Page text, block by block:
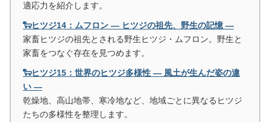
適応力を紹介します。
🐑ヒツジ14：ムフロン ― ヒツジの祖先、野生の記憶 ―
家畜ヒツジの祖先とされる野生ヒツジ・ムフロン。野生と
家畜をつなぐ存在を見つめます。
🐑ヒツジ15：世界のヒツジ多様性 ― 風土が生んだ姿の違
い ―
乾燥地、高山地帯、寒冷地など、地域ごとに異なるヒツジ
たちの多様性を整理します。